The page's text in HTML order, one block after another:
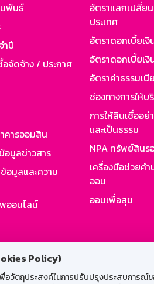
Policy)
พื่อวัตถุประสงค์ในการปรับปรุงประสบการณ์
มพันธ์
ำปี
จัดจ้าง / ประกาศ
คารออมสิน
อมูลข่าวสาร
อมูลและความ
ออนไลน์
อัตราแลกเปลี่ย
ประเทศ
อัตราดอกเบี้ยเงิ
อัตราดอกเบี้ยเงิ
อัตราค่าธรรมเนี
ช่องทางการให้บ
การให้สินเชื่ออ
และเป็นธรรม
NPA ทรัพย์สินร
เครื่องมือช่วยค
ออม
ออมเพื่อสุข